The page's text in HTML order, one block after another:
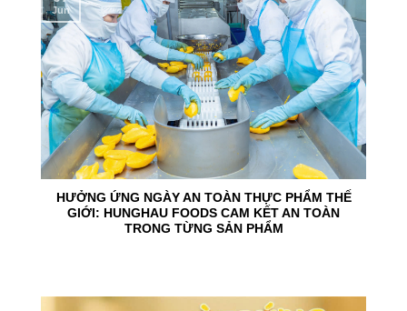
HƯỞNG ỨNG NGÀY AN TOÀN THỰC PHẨM THẾ
GIỚI: HUNGHAU FOODS CAM KẾT AN TOÀN
TRONG TỪNG SẢN PHẨM
Jun